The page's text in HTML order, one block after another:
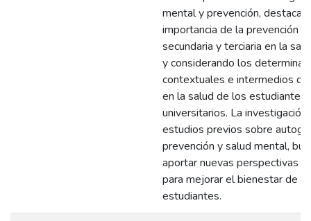
mental y prevención,
importancia de la prevención
secundaria y terciaria en la
y considerando los
contextuales e intermedios
en la salud de los estudiantes
universitarios. La investigación
estudios previos sobre
prevención y salud mental,
aportar nuevas perspectivas y
para mejorar el bienestar de
estudiantes.